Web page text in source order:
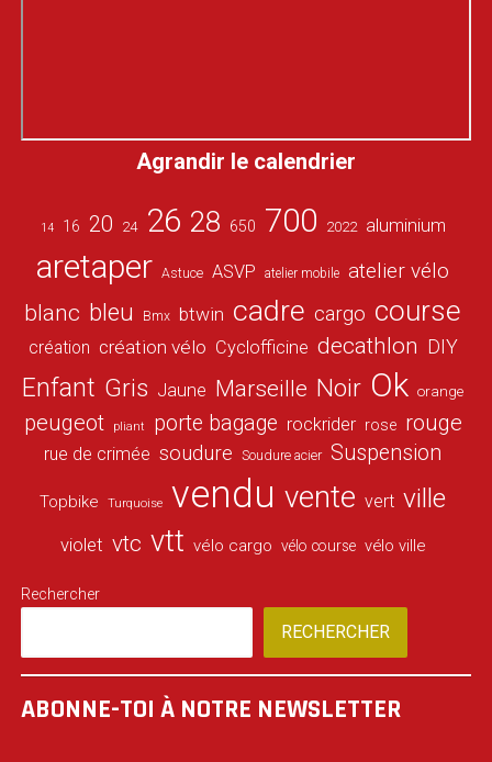
Agrandir le calendrier
14 16 20 24 26 28 650 700 2022 aluminium
aretaper Astuce ASVP atelier mobile atelier vélo
blanc bleu Bmx btwin cadre cargo course
création création vélo Cyclofficine decathlon DIY
Enfant Gris Jaune Marseille Noir Ok orange
peugeot pliant porte bagage rockrider rose rouge
rue de crimée soudure Soudure acier Suspension
Topbike Turquoise vendu vente vert ville
violet vtc vtt vélo cargo vélo course vélo ville
Rechercher
RECHERCHER
ABONNE-TOI À NOTRE NEWSLETTER